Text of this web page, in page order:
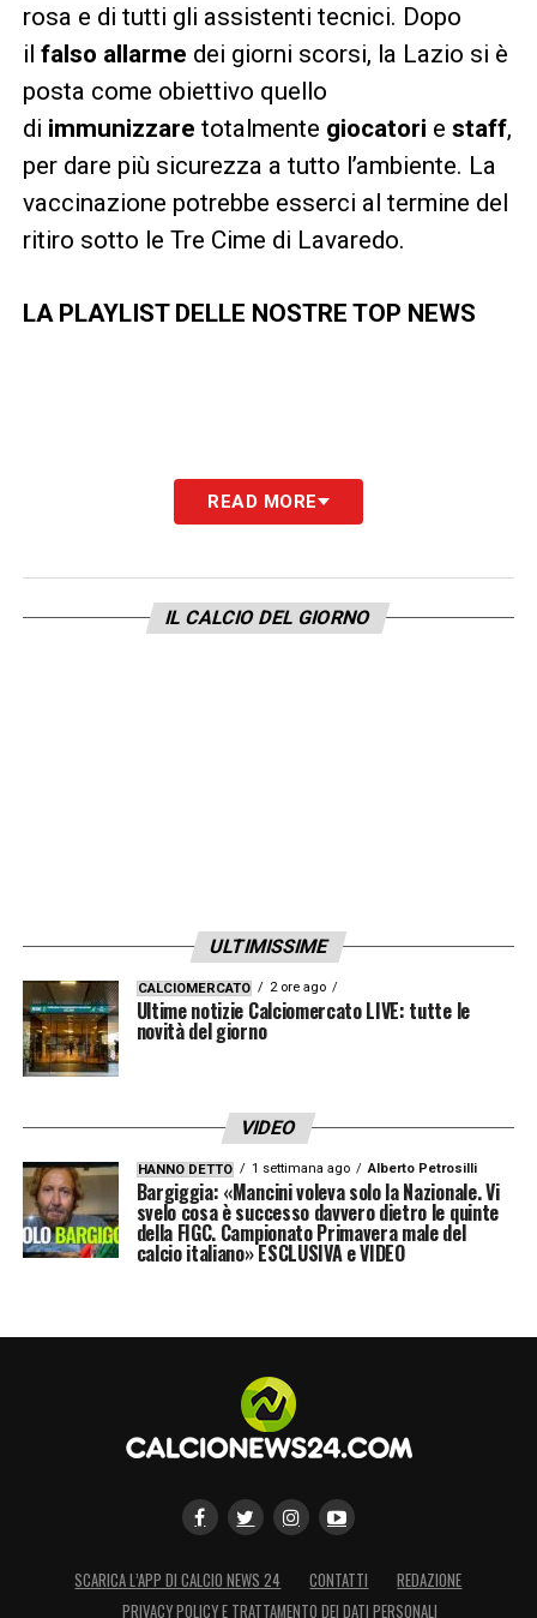
rosa e di tutti gli assistenti tecnici. Dopo
il falso allarme dei giorni scorsi, la Lazio si è
posta come obiettivo quello
di immunizzare totalmente giocatori e staff,
per dare più sicurezza a tutto l’ambiente. La
vaccinazione potrebbe esserci al termine del
ritiro sotto le Tre Cime di Lavaredo.
LA PLAYLIST DELLE NOSTRE TOP NEWS
READ MORE
IL CALCIO DEL GIORNO
ULTIMISSIME
CALCIOMERCATO 2 ore ago
Ultime notizie Calciomercato LIVE: tutte le
novità del giorno
VIDEO
HANNO DETTO 1 settimana ago Alberto Petrosilli
Bargiggia: «Mancini voleva solo la Nazionale. Vi
svelo cosa è successo davvero dietro le quinte
della FIGC. Campionato Primavera male del
calcio italiano» ESCLUSIVA e VIDEO
SCARICA L’APP DI CALCIO NEWS 24 CONTATTI
REDAZIONE
PRIVACY POLICY E TRATTAMENTO DEI DATI PERSONALI